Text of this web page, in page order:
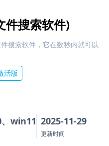
搜索软件)
搜索软件，它在数秒内就可以
活版
win11 2025-11-29
更新时间